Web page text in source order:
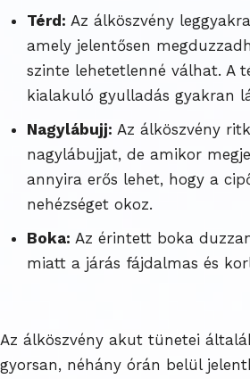
Térd: Az álköszvény
amely jelentősen
szinte lehetetlenné válhat. A
kialakuló gyulladás gyakran
Nagylábujj: Az álköszvény
nagylábujjat, de amikor
annyira erős lehet, hogy a
nehézséget okoz.
Boka: Az érintett boka
miatt a járás fájdalmas és
Az álköszvény akut tünetei
gyorsan, néhány órán belül